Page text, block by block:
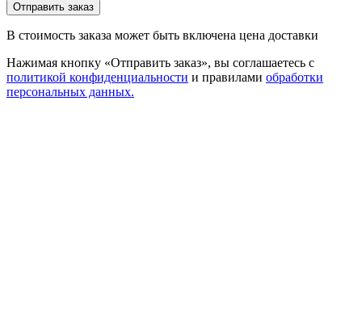
Отправить заказ
В стоимость заказа может быть включена цена доставки
Нажимая кнопку «Отправить заказ», вы соглашаетесь с
политикой конфиденциальности и правилами обработки
персональных данных.